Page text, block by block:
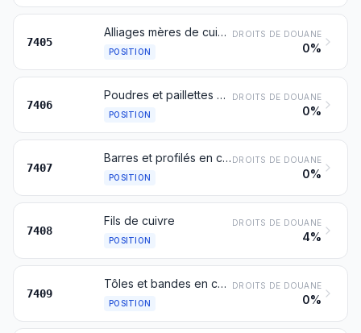
7405
Alliages mères de cuivre
POSITION
DROITS DE DOUANE
0%
7406
Poudres et paillettes de cuivre
POSITION
DROITS DE DOUANE
0%
7407
Barres et profilés en cuivre
POSITION
DROITS DE DOUANE
0%
7408
Fils de cuivre
POSITION
DROITS DE DOUANE
4%
7409
Tôles et bandes en cuivre, d'une épaisseur excédant 0,15 mm
POSITION
DROITS DE DOUANE
0%